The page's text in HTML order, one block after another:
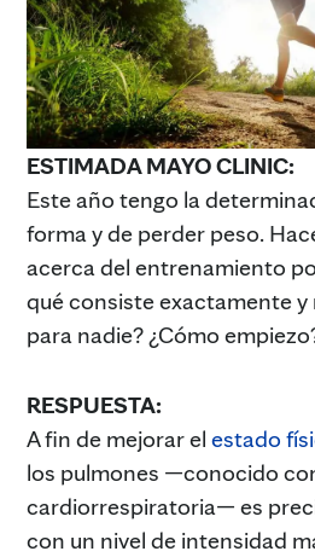
ESTIMADA MAYO CLINIC:
Este año tengo la
forma y de perder peso.
acerca del entrenamiento
qué consiste exactamente y
para nadie? ¿Cómo
RESPUESTA:
A fin de mejorar el estado
los pulmones —conocido
cardiorrespiratoria— es
con un nivel de intensidad